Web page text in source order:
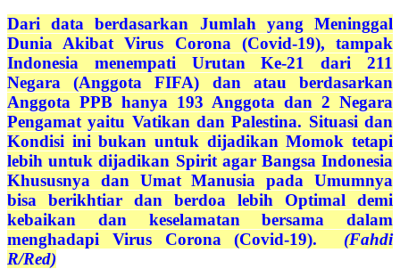
Dari data berdasarkan Jumlah yang Meninggal
Dunia Akibat Virus Corona (Covid-19), tampak
Indonesia menempati Urutan Ke-21 dari 211
Negara (Anggota FIFA) dan atau berdasarkan
Anggota PPB hanya 193 Anggota dan 2 Negara
Pengamat yaitu Vatikan dan Palestina. Situasi dan
Kondisi ini bukan untuk dijadikan Momok tetapi
lebih untuk dijadikan Spirit agar Bangsa Indonesia
Khususnya dan Umat Manusia pada Umumnya
bisa berikhtiar dan berdoa lebih Optimal demi
kebaikan dan keselamatan bersama dalam
menghadapi Virus Corona (Covid-19). (Fahdi
R/Red)